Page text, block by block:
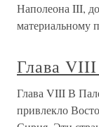
Наполеона III,
материальному
Глава
Глава VIII В
привлекло